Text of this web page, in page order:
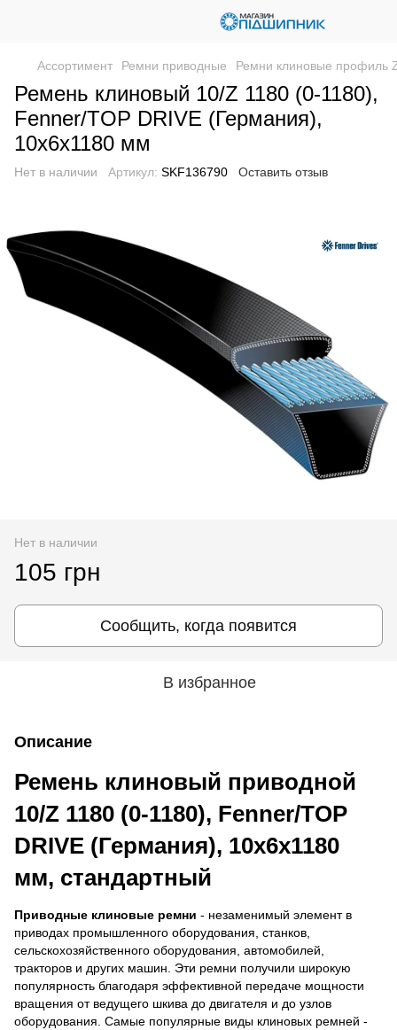
Ассортимент Ремни приводные Ремни клиновые профиль
Ремень клиновый 10/Z 1180 (0-1180),
Fenner/TOP DRIVE (Германия),
10х6х1180 мм
Нет в наличии Артикул: SKF136790 Оставить отзыв
Нет в наличии
105 грн
Сообщить, когда появится
В избранное
Описание
Ремень клиновый приводной
10/Z 1180 (0-1180), Fenner/TOP
DRIVE (Германия), 10х6х1180
мм, стандартный
Приводные клиновые ремни - незаменимый элемент в
приводах промышленного оборудования, станков,
сельскохозяйственного оборудования, автомобилей,
тракторов и других машин. Эти ремни получили широкую
популярность благодаря эффективной передаче мощности
вращения от ведущего шкива до двигателя и до узлов
оборудования. Самые популярные виды клиновых ремней -